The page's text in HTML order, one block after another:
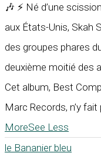
🎶 ⚡ Né d’une
aux États-Unis, Skah
des groupes phares
deuxième moitié des
Cet album, Best
Marc Records, n’y
MoreSee Less
le Bananier bleu